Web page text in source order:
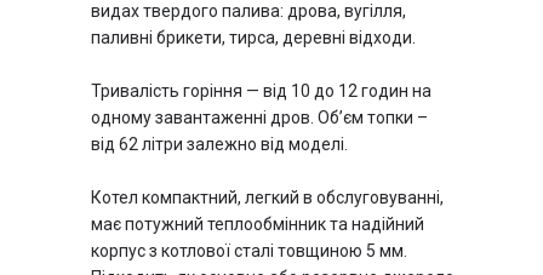
видах твердого палива: дрова, вугілля,
паливні брикети, тирса, деревні відходи.
Тривалість горіння — від 10 до 12 годин на
одному завантаженні дров. Об’єм топки –
від 62 літри залежно від моделі.
Котел компактний, легкий в обслуговуванні,
має потужний теплообмінник та надійний
корпус з котлової сталі товщиною 5 мм.